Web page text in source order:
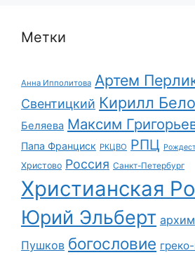
Метки
Анна Ипполитова Артем
Свентицкий Кирилл
Беляева Максим
Папа Франциск РКЦВО РПЦ
Христово Россия Санкт-Петербург
Христианская
Юрий Эльберт
Пушков богословие